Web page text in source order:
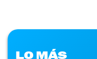
LO MÁS